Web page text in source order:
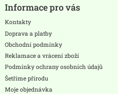
pInformace pro vás
Kontakty
Doprava a platby
Obchodní podmínky
Reklamace a vrácení zboží
Podmínky ochrany osobních údajů
Šetříme přírodu
Moje objednávka